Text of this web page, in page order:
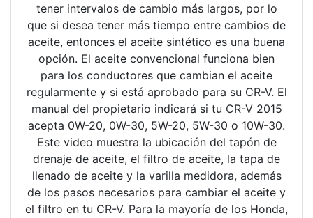
tener intervalos de cambio más largos, por lo
que si desea tener más tiempo entre cambios de
aceite, entonces el aceite sintético es una buena
opción. El aceite convencional funciona bien
para los conductores que cambian el aceite
regularmente y si está aprobado para su CR-V. El
manual del propietario indicará si tu CR-V 2015
acepta 0W-20, 0W-30, 5W-20, 5W-30 o 10W-30.
Este video muestra la ubicación del tapón de
drenaje de aceite, el filtro de aceite, la tapa de
llenado de aceite y la varilla medidora, además
de los pasos necesarios para cambiar el aceite y
el filtro en tu CR-V. Para la mayoría de los Honda,